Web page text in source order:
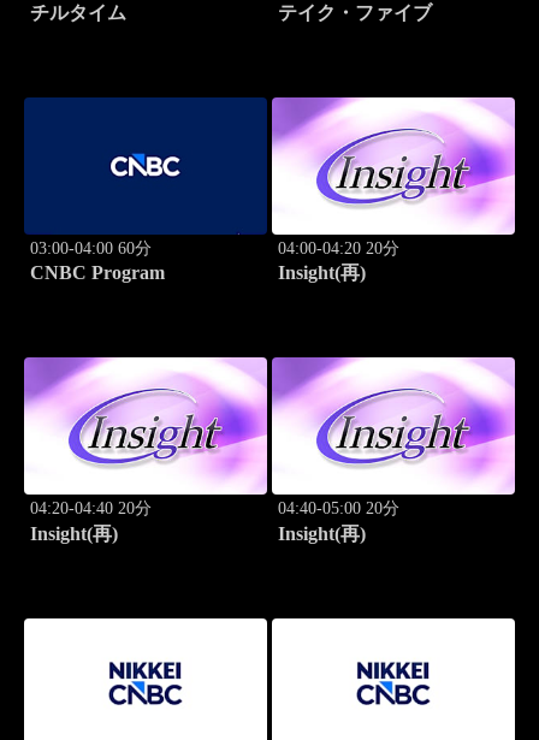
チルタイム テイク・ファイブ
03:00-04:00 60分
CNBC Program
04:00-04:20 20分
Insight(再)
04:20-04:40 20分
Insight(再)
04:40-05:00 20分
Insight(再)